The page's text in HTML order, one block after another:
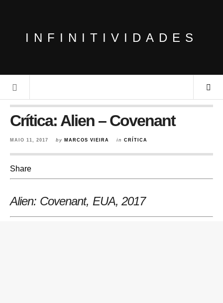
INFINITIVIDADES
Crítica: Alien – Covenant
MAIO 11, 2017 by MARCOS VIEIRA in CRÍTICA
Share
Alien: Covenant, EUA, 2017